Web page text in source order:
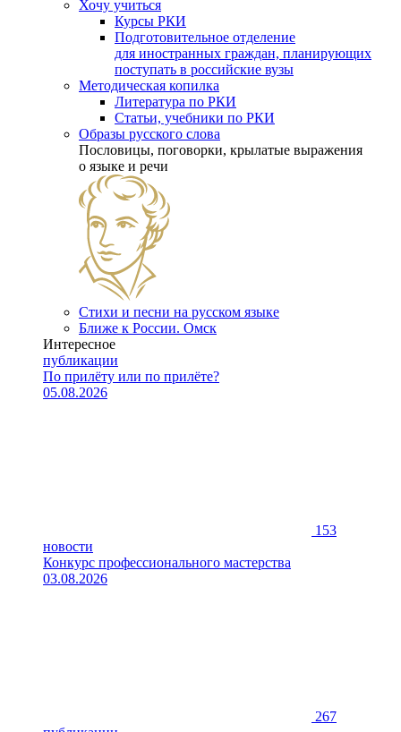
Хочу учиться
Курсы РКИ
Подготовительное отделение
для иностранных граждан, планирующих
поступать в российские вузы
Методическая копилка
Литература по РКИ
Статьи, учебники по РКИ
Образы русского слова
Пословицы, поговорки, крылатые выражения
о языке и речи
Стихи и песни на русском языке
Ближе к России. Омск
Интересное
публикации
По прилёту или по прилёте?
05.08.2026
153
новости
Конкурс профессионального мастерства
03.08.2026
267